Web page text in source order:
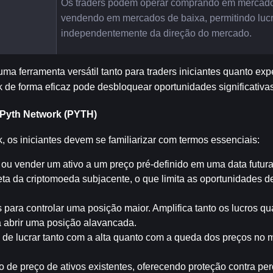
Os traders podem operar comprando em
vendendo em mercados de baixa, permitindo
independentemente da direção do mercado.
ferramenta versátil tanto para traders iniciantes quanto
forma eficaz pode desbloquear oportunidades
Network (PYTH)
os iniciantes devem se familiarizar com termos essenciais:
vender um ativo a um preço pré-definido em uma data
da criptomoeda subjacente, o que limita as oportunidades
controlar uma posição maior. Amplifica tanto os lucros
uma posição alavancada.
lucrar tanto com a alta quanto com a queda dos preços no
de preço de ativos existentes, oferecendo proteção contra